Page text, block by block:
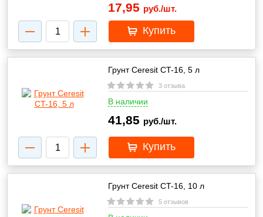
17,95 руб./шт.
Купить
Грунт Ceresit CT-16, 5 л
3 отзыва
В наличии
41,85 руб./шт.
Купить
Грунт Ceresit CT-16, 10 л
5 отзывов